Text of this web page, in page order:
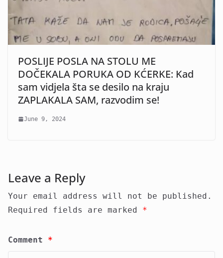
POSLIJE POSLA NA STOLU ME
DOČEKALA PORUKA OD KĆERKE: Kad
sam vidjela šta se desilo na kraju
ZAPLAKALA SAM, razvodim se!
June 9, 2024
Leave a Reply
Your email address will not be published.
Required fields are marked *
Comment *